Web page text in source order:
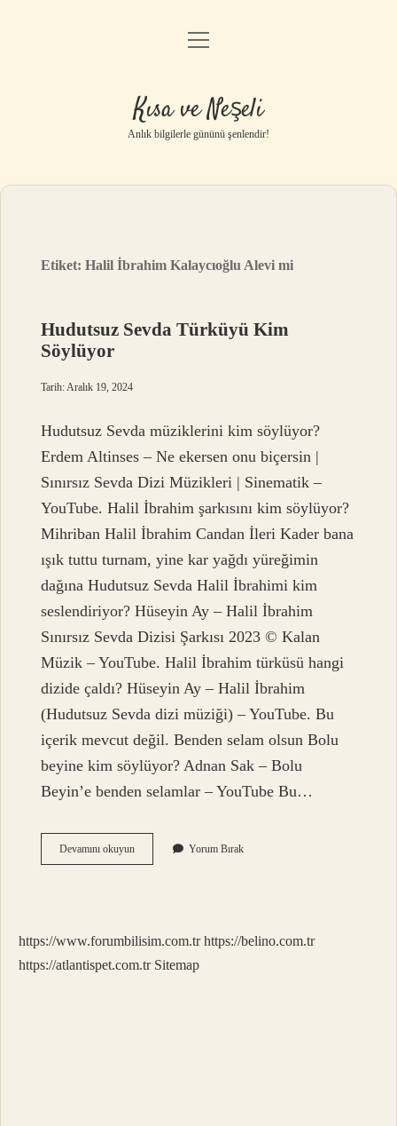
Anasayfa
Yasal Uyarı
menüyü
Kısa ve Neşeli
Anlık bilgilerle gününü şenlendir!
Etiket:Halil İbrahim Kalaycıoğlu Alevi mi
Hudutsuz Sevda Türküyü Kim
Söylüyor
Tarih: Aralık 19, 2024
Hudutsuz Sevda müziklerini kim söylüyor?
Erdem Altinses – Ne ekersen onu biçersin |
Sınırsız Sevda Dizi Müzikleri | Sinematik –
YouTube. Halil İbrahim şarkısını kim söylüyor?
Mihriban Halil İbrahim Candan İleri Kader bana
ışık tuttu turnam, yine kar yağdı yüreğimin
dağına Hudutsuz Sevda Halil İbrahimi kim
seslendiriyor? Hüseyin Ay – Halil İbrahim
Sınırsız Sevda Dizisi Şarkısı 2023 © Kalan
Müzik – YouTube. Halil İbrahim türküsü hangi
dizide çaldı? Hüseyin Ay – Halil İbrahim
(Hudutsuz Sevda dizi müziği) – YouTube. Bu
içerik mevcut değil. Benden selam olsun Bolu
beyine kim söylüyor? Adnan Sak – Bolu
Beyin’e benden selamlar – YouTube Bu…
Devamını okuyunHudutsuz
Sevda
Yorum Bırak
https://www.forumbilisim.com.tr https://belino.com.tr
https://atlantispet.com.tr Sitemap